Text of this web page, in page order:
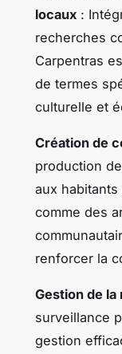
locaux :
recherches
Carpentras
de termes
culturelle et
Création de
production
aux
comme des
renforcer la
Gestion de
surveillance
gestion